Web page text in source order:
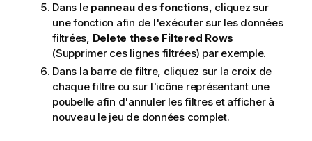
Dans le panneau des fonctions, cliquez sur
une fonction afin de l'exécuter sur les données
filtrées, Delete these Filtered Rows
(Supprimer ces lignes filtrées) par exemple.
Dans la barre de filtre, cliquez sur la croix de
chaque filtre ou sur l'icône représentant une
poubelle afin d'annuler les filtres et afficher à
nouveau le jeu de données complet.